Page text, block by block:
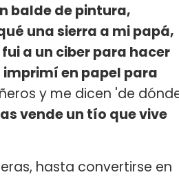
balde de pintura,
una sierra a mi papá,
a un ciber para hacer
imprimí en papel para
y me dicen 'de
vende un tío que vive
hasta convertirse en